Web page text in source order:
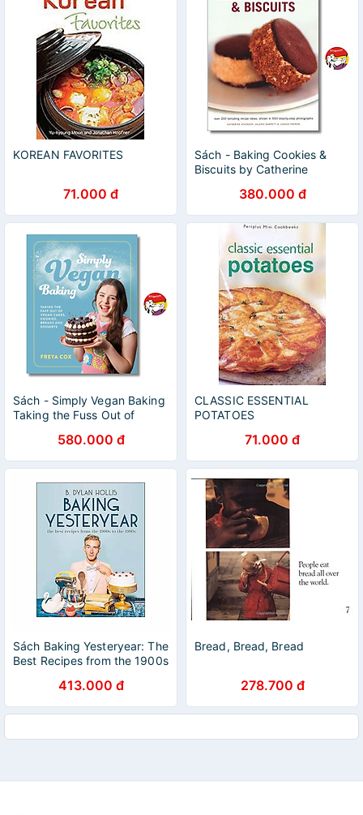
KOREAN FAVORITES
71.000 đ
Sách - Baking Cookies &
Biscuits by Catherine
Anh/Cookbook in English
380.000 đ
Sách - Simply Vegan Baking
Taking the Fuss Out of
Breads, and Desserts by
Freya Cox
580.000 đ
CLASSIC ESSENTIAL
POTATOES
71.000 đ
Sách Baking Yesteryear: The
Best Recipes from the 1900s
413.000 đ
Bread, Bread, Bread
278.700 đ